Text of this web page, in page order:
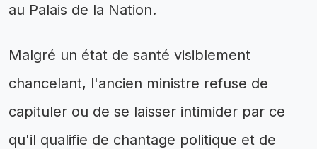
au Palais de la Nation.
Malgré un état de santé visiblement
chancelant, l'ancien ministre refuse de
capituler ou de se laisser intimider par ce
qu'il qualifie de chantage politique et de